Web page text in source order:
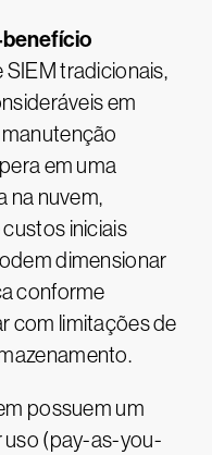
benefício
tradicionais,
em
em uma
na nuvem,
iniciais
dimensionar
conforme
com limitações de
possuem um
uso (pay-as-you-